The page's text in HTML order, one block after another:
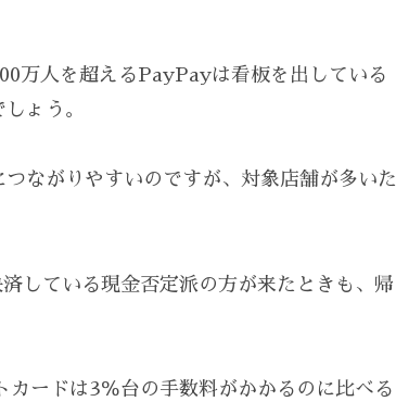
万人を超えるPayPayは看板を出している
ょう。
ながりやすいのですが、対象店舗が多いた
している現金否定派の方が来たときも、帰
ードは3％台の手数料がかかるのに比べる